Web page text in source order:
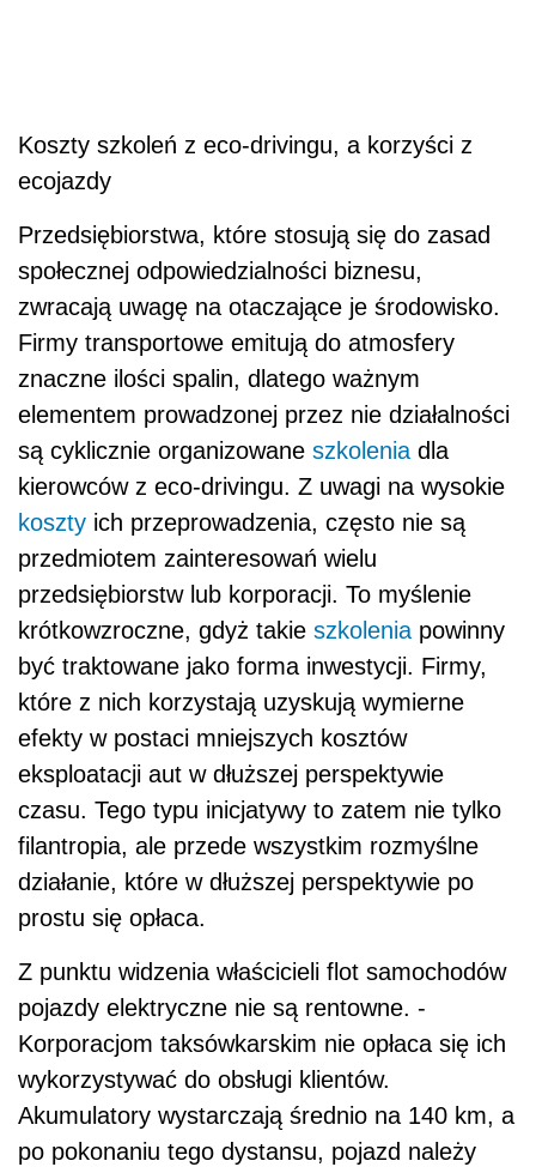
Koszty szkoleń z eco-drivingu, a korzyści z
ecojazdy
Przedsiębiorstwa, które stosują się do zasad
społecznej odpowiedzialności biznesu,
zwracają uwagę na otaczające je środowisko.
Firmy transportowe emitują do atmosfery
znaczne ilości spalin, dlatego ważnym
elementem prowadzonej przez nie działalności
są cyklicznie organizowane szkolenia dla
kierowców z eco-drivingu. Z uwagi na wysokie
koszty ich przeprowadzenia, często nie są
przedmiotem zainteresowań wielu
przedsiębiorstw lub korporacji. To myślenie
krótkowzroczne, gdyż takie szkolenia powinny
być traktowane jako forma inwestycji. Firmy,
które z nich korzystają uzyskują wymierne
efekty w postaci mniejszych kosztów
eksploatacji aut w dłuższej perspektywie
czasu. Tego typu inicjatywy to zatem nie tylko
filantropia, ale przede wszystkim rozmyślne
działanie, które w dłuższej perspektywie po
prostu się opłaca.
Z punktu widzenia właścicieli flot samochodów
pojazdy elektryczne nie są rentowne. -
Korporacjom taksówkarskim nie opłaca się ich
wykorzystywać do obsługi klientów.
Akumulatory wystarczają średnio na 140 km, a
po pokonaniu tego dystansu, pojazd należy